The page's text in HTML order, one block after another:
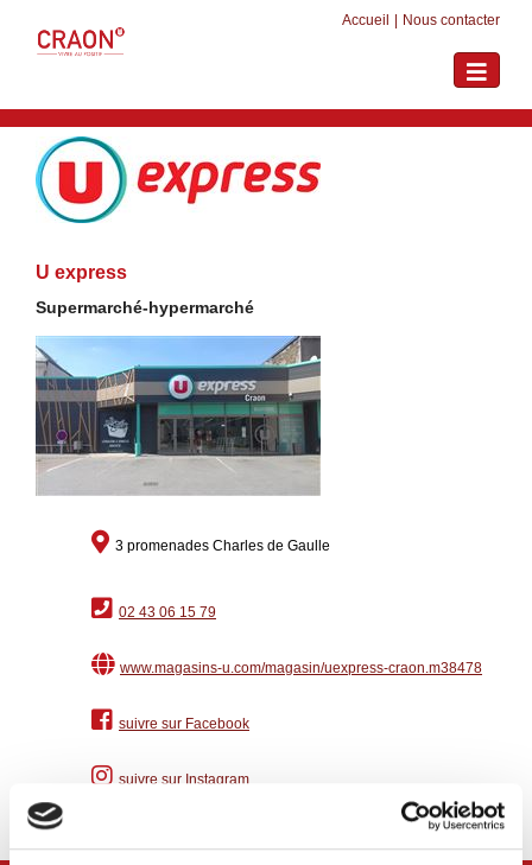
Accueil Nous contacter
Toggle
U express
Supermarché-hypermarché
3 promenades Charles de Gaulle
02 43 06 15 79
www.magasins-u.com/magasin/uexpress-craon.m38478
suivre sur Facebook
suivre sur Instagram